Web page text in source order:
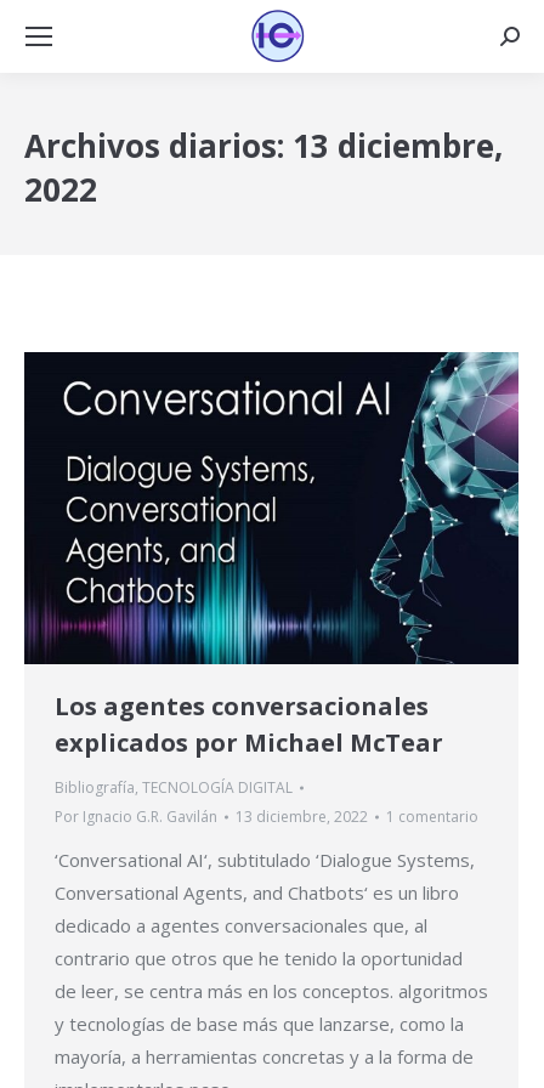
Archivos diarios: 13 diciembre,
2022
Los agentes conversacionales
explicados por Michael McTear
Bibliografía, TECNOLOGÍA DIGITAL
Por Ignacio G.R. Gavilán 13 diciembre, 2022 1 comentario
‘Conversational AI‘, subtitulado ‘Dialogue Systems,
Conversational Agents, and Chatbots‘ es un libro
dedicado a agentes conversacionales que, al
contrario que otros que he tenido la oportunidad
de leer, se centra más en los conceptos. algoritmos
y tecnologías de base más que lanzarse, como la
mayoría, a herramientas concretas y a la forma de